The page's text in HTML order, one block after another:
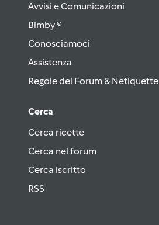
Avvisi e Comunicazioni
Bimby ®
Conosciamoci
Assistenza
Regole del Forum & Netiquette
Cerca
Cerca ricette
Cerca nel forum
Cerca iscritto
RSS